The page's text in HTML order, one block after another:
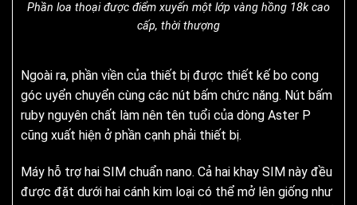
Phần loa thoại được điểm xuyến một lớp vàng hồng 18k cao
cấp, thời thượng
Ngoài ra, phần viền của thiết bị được thiết kế bo cong
góc uyển chuyển cùng các nút bấm chức năng. Nút bấm
ruby nguyên chất làm nên tên tuổi của dòng Aster P
cũng xuất hiện ở phần cạnh phải thiết bị.
Máy hỗ trợ hai SIM chuẩn nano. Cả hai khay SIM này đều
được đặt dưới hai cánh kim loại có thể mở lên giống như